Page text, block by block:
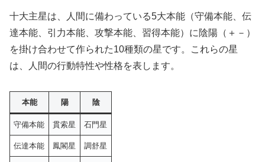
十大主星は、人間に備わっている5大本能（守備本能、伝
達本能、引力本能、攻撃本能、習得本能）に陰陽（＋－）
を掛け合わせて作られた10種類の星です。これらの星
は、人間の行動特性や性格を表します。
本能 陽 陰
守備本能 貫索星 石門星
伝達本能 鳳閣星 調舒星